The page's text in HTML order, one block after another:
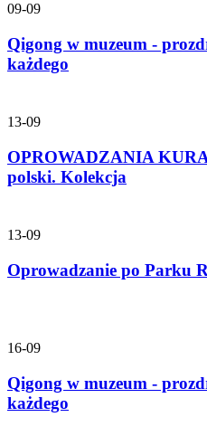
09-09
Qigong w muzeum -
każdego
13-09
OPROWADZANIA
polski. Kolekcja
13-09
Oprowadzanie po Parku
16-09
Qigong w muzeum -
każdego